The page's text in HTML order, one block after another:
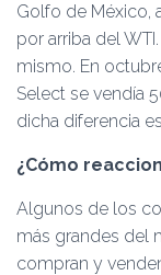
Golfo de México,
por arriba del
mismo. En
Select se vendía
dicha diferencia
¿Cómo
Algunos de los
más grandes del
compran y